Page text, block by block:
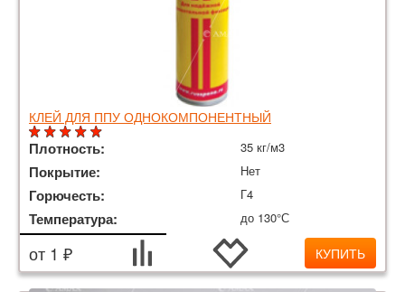
КЛЕЙ ДЛЯ ППУ ОДНОКОМПОНЕНТНЫЙ
Плотность: 35 кг/м3
Покрытие: Нет
Горючесть: Г4
Температура: до 130°С
от 1 ₽ КУПИТЬ